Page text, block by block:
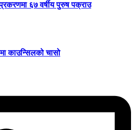
प्रकरणमा ६७ वर्षीय पुरुष पक्राउ
काउन्सिलको चासो